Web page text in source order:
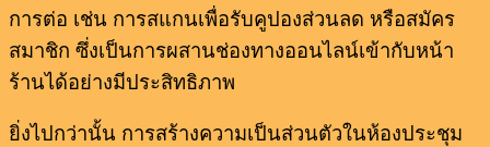
การต่อ เช่น การสแกนเพื่อรับคูปองส่วนลด หรือสมัคร
สมาชิก ซึ่งเป็นการผสานช่องทางออนไลน์เข้ากับหน้า
ร้านได้อย่างมีประสิทธิภาพ
ยิ่งไปกว่านั้น การสร้างความเป็นส่วนตัวในห้องประชุม